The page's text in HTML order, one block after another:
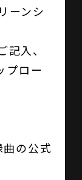
ーンシ
入、
プロー
の公式